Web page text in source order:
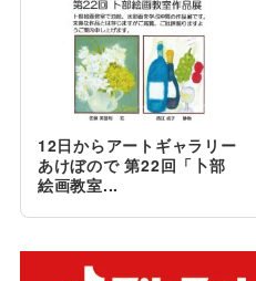
12日からアートギャラリー
あけぼので 第22回「卜部
絵画教室...